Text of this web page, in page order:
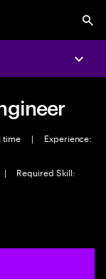
time |
Experience:
|
Required Skill: